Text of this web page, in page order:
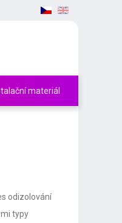
materiál
odizolování
typy